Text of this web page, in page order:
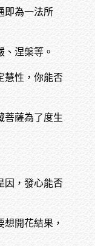
即為一法所
涅槃等。
慧性，你能否
菩薩為了度生
因，發心能否
開花結果，